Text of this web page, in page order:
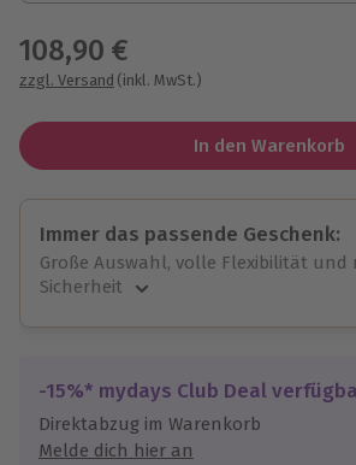
108,90 €
zzgl. Versand (inkl. MwSt.)
In den Warenkorb
Immer das passende Geschenk:
Große Auswahl, volle Flexibilität und
Sicherheit
Jeder Gutschein für alle
Maximale Sicherheit
3 Jahre gültig & verlängerbar.
-15%* mydays Club Deal
Direktabzug im Warenkorb
Melde dich hier an